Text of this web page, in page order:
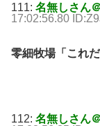
111: 名無しさん
17:02:56.80
零細牧場「これだ
112: 名無しさん